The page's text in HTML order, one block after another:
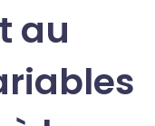
au